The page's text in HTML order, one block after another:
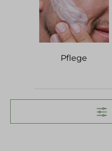
Pflege